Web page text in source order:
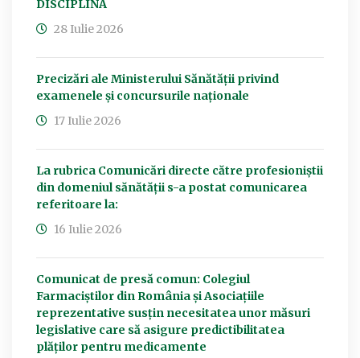
DISCIPLINĂ
28 Iulie 2026
Precizări ale Ministerului Sănătății privind
examenele și concursurile naționale
17 Iulie 2026
La rubrica Comunicări directe către profesioniștii
din domeniul sănătății s-a postat comunicarea
referitoare la:
16 Iulie 2026
Comunicat de presă comun: Colegiul
Farmaciștilor din România și Asociațiile
reprezentative susțin necesitatea unor măsuri
legislative care să asigure predictibilitatea
plăților pentru medicamente